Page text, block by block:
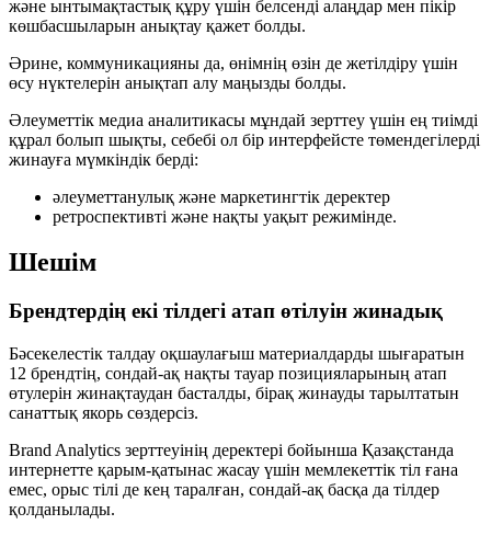
және ынтымақтастық құру үшін белсенді алаңдар мен пікір
көшбасшыларын анықтау қажет болды.
Әрине, коммуникацияны да, өнімнің өзін де жетілдіру үшін
өсу нүктелерін анықтап алу маңызды болды.
Әлеуметтік медиа аналитикасы мұндай зерттеу үшін ең тиімді
құрал болып шықты, себебі ол бір интерфейсте төмендегілерді
жинауға мүмкіндік берді:
әлеуметтанулық және маркетингтік деректер
ретроспективті және нақты уақыт режимінде.
Шешім
Брендтердің екі тілдегі атап өтілуін жинадық
Бәсекелестік талдау оқшаулағыш материалдарды шығаратын
12 брендтің, сондай-ақ нақты тауар позицияларының атап
өтулерін жинақтаудан басталды, бірақ жинауды тарылтатын
санаттық якорь сөздерсіз.
Brand Analytics зерттеуінің деректері бойынша Қазақстанда
интернетте қарым-қатынас жасау үшін мемлекеттік тіл ғана
емес, орыс тілі де кең таралған, сондай-ақ басқа да тілдер
қолданылады.